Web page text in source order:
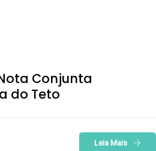
Conjunta
do Teto
Leia Mais